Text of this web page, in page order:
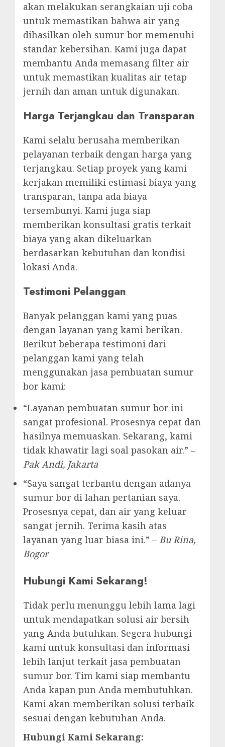
akan melakukan serangkaian uji coba
untuk memastikan bahwa air yang
dihasilkan oleh sumur bor memenuhi
standar kebersihan. Kami juga dapat
membantu Anda memasang filter air
untuk memastikan kualitas air tetap
jernih dan aman untuk digunakan.
Harga Terjangkau dan Transparan
Kami selalu berusaha memberikan
pelayanan terbaik dengan harga yang
terjangkau. Setiap proyek yang kami
kerjakan memiliki estimasi biaya yang
transparan, tanpa ada biaya
tersembunyi. Kami juga siap
memberikan konsultasi gratis terkait
biaya yang akan dikeluarkan
berdasarkan kebutuhan dan kondisi
lokasi Anda.
Testimoni Pelanggan
Banyak pelanggan kami yang puas
dengan layanan yang kami berikan.
Berikut beberapa testimoni dari
pelanggan kami yang telah
menggunakan jasa pembuatan sumur
bor kami:
“Layanan pembuatan sumur bor ini
sangat profesional. Prosesnya cepat dan
hasilnya memuaskan. Sekarang, kami
tidak khawatir lagi soal pasokan air.” –
Pak Andi, Jakarta
“Saya sangat terbantu dengan adanya
sumur bor di lahan pertanian saya.
Prosesnya cepat, dan air yang keluar
sangat jernih. Terima kasih atas
layanan yang luar biasa ini.” – Bu Rina,
Bogor
Hubungi Kami Sekarang!
Tidak perlu menunggu lebih lama lagi
untuk mendapatkan solusi air bersih
yang Anda butuhkan. Segera hubungi
kami untuk konsultasi dan informasi
lebih lanjut terkait jasa pembuatan
sumur bor. Tim kami siap membantu
Anda kapan pun Anda membutuhkan.
Kami akan memberikan solusi terbaik
sesuai dengan kebutuhan Anda.
Hubungi Kami Sekarang: